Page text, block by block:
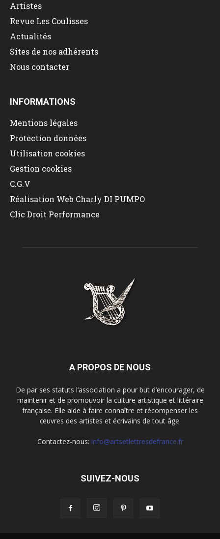
Artistes
Revue Les Coulisses
Actualités
Sites de nos adhérents
Nous contacter
INFORMATIONS
Mentions légales
Protection données
Utilisation cookies
Gestion cookies
C.G.V
Réalisation Web Charly DI PUMPO
Clic Droit Performance
A PROPOS DE NOUS
De par ses statuts l’association a pour but d’encourager, de
maintenir et de promouvoir la culture artistique et littéraire
française. Elle aide à faire connaître et récompenser les
œuvres des artistes et écrivains de tout âge.
Contactez-nous: info@artsetlettresdefrance.fr
SUIVEZ-NOUS